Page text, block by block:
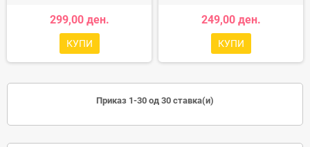
299,00 ден.
КУПИ
249,00 ден.
КУПИ
Приказ 1-30 од 30 ставка(и)